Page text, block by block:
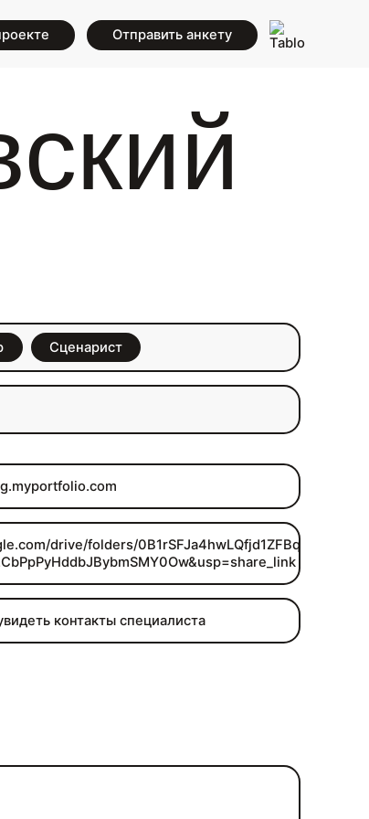
Отправить анкету
Сценарист
drive/folders/
контакты специалиста